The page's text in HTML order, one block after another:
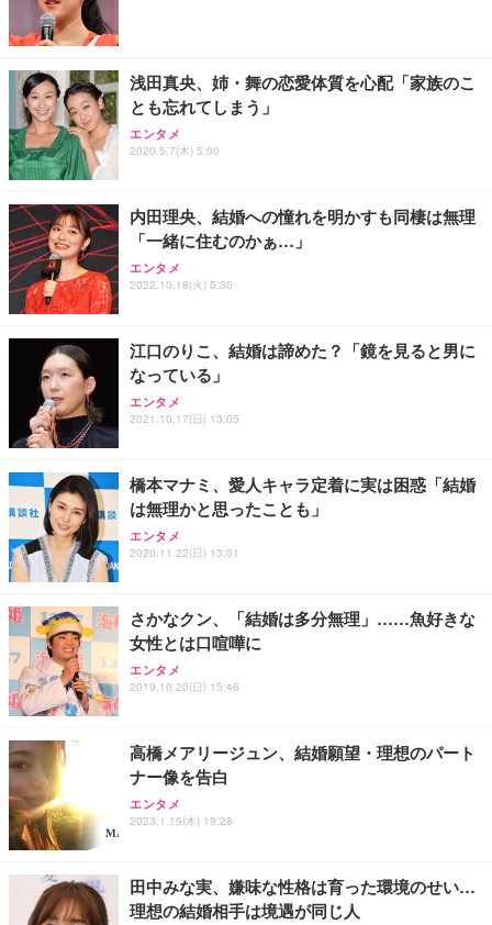
務用 おしゃれ パソコンチェア (ホワイト)
ANDWINT オフィスチェア デスクチェア 肘なし メ
ッシュ 通気性 ランバーサポート付き 腰サポート ガ
ス圧無段階昇降 360度回転 キャスター付き コンパク
【MiniLED/24.5inch/280Hz/FHD】GRAPHT THE S
HOOTER Gaming Monitor 24” Essential ゲーミン
グモニター QD 24.5インチ 1ms FHD 量子ドット 残
アイリスオーヤマ ペットシーツ 超厚型 お徳用 レギ
ュラー 200枚入【Amazon.co.jp限定】
浅田真央、姉・舞の恋愛体質を心配「家族のこ
とも忘れてしまう」
エンタメ
2020.5.7(木) 5:00
内田理央、結婚への憧れを明かすも同棲は無理
「一緒に住むのかぁ…」
エンタメ
2022.10.18(火) 5:30
江口のりこ、結婚は諦めた？「鏡を見ると男に
なっている」
エンタメ
2021.10.17(日) 13:05
橋本マナミ、愛人キャラ定着に実は困惑「結婚
は無理かと思ったことも」
エンタメ
2020.11.22(日) 13:01
さかなクン、「結婚は多分無理」……魚好きな
女性とは口喧嘩に
エンタメ
2019.10.20(日) 15:46
高橋メアリージュン、結婚願望・理想のパート
ナー像を告白
エンタメ
2023.1.19(木) 19:28
田中みな実、嫌味な性格は育った環境のせい…
理想の結婚相手は境遇が同じ人